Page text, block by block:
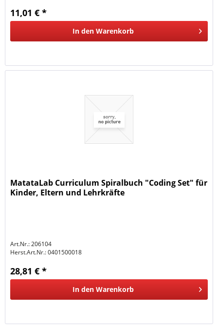
11,01 € *
In den Warenkorb
MatataLab Curriculum Spiralbuch "Coding Set" für
Kinder, Eltern und Lehrkräfte
Art.Nr.: 206104
Herst.Art.Nr.:0401500018
28,81 € *
In den Warenkorb